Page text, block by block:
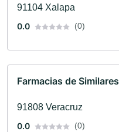
91104 Xalapa
0.0
(0)
Farmacias de Similares
91808 Veracruz
0.0
(0)